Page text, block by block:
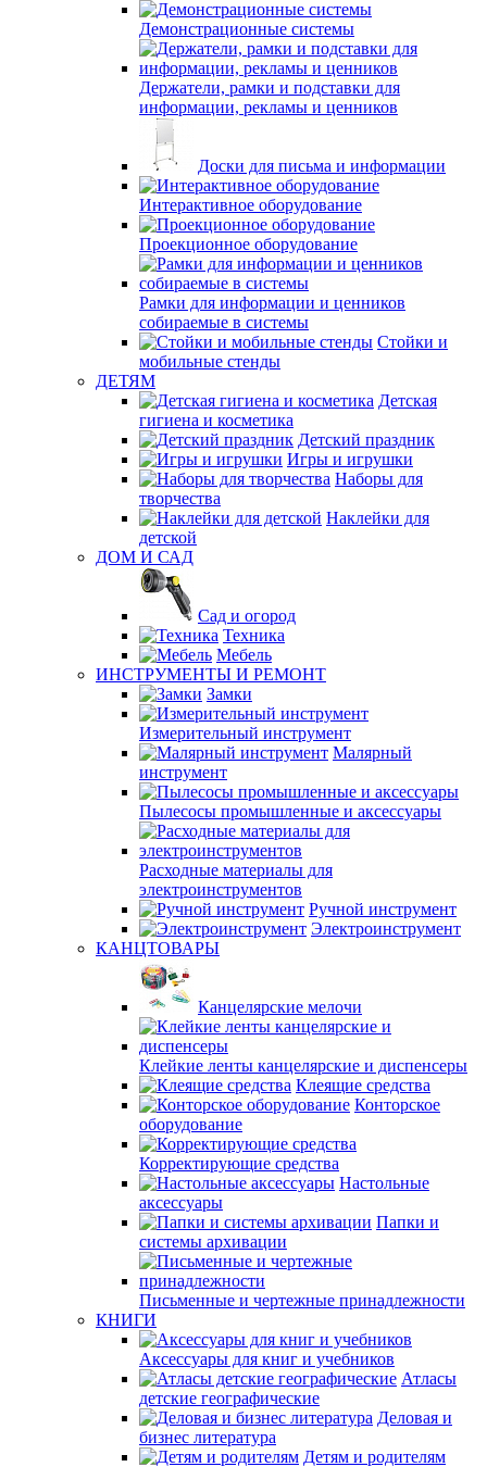
Демонстрационные системы
Держатели, рамки и подставки для
информации, рекламы и ценников
Доски для письма и информации
Интерактивное оборудование
Проекционное оборудование
Рамки для информации и ценников
собираемые в системы
Стойки и
мобильные стенды
ДЕТЯМ
Детская
гигиена и косметика
Детский праздник
Игры и игрушки
Наборы для
творчества
Наклейки для
детской
ДОМ И САД
Сад и огород
Техника
Мебель
ИНСТРУМЕНТЫ И РЕМОНТ
Замки
Измерительный инструмент
Малярный
инструмент
Пылесосы промышленные и аксессуары
Расходные материалы для
электроинструментов
Ручной инструмент
Электроинструмент
КАНЦТОВАРЫ
Канцелярские мелочи
Клейкие ленты канцелярские и диспенсеры
Клеящие средства
Конторское
оборудование
Корректирующие средства
Настольные
аксессуары
Папки и
системы архивации
Письменные и чертежные принадлежности
КНИГИ
Аксессуары для книг и учебников
Атласы
детские географические
Деловая и
бизнес литература
Детям и родителям